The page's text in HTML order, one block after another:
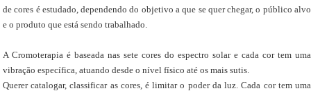
de cores é estudado, dependendo do objetivo a que se quer chegar, o público alvo
e o produto que está sendo trabalhado.
A Cromoterapia é baseada nas sete cores do espectro solar e cada cor tem uma
vibração específica, atuando desde o nível físico até os mais sutis.
Querer catalogar, classificar as cores, é limitar o poder da luz. Cada cor tem uma